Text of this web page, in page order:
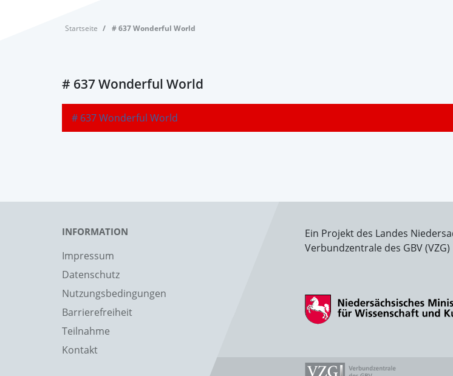
Startseite # 637 Wonderful World
# 637 Wonderful World
# 637 Wonderful World
INFORMATION
Impressum
Datenschutz
Nutzungsbedingungen
Barrierefreiheit
Teilnahme
Kontakt
Ein Projekt des Landes
Verbundzentrale des GBV (VZG)